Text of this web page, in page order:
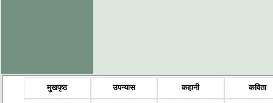
मुखपृष्ठ उपन्यास कहानी कविता